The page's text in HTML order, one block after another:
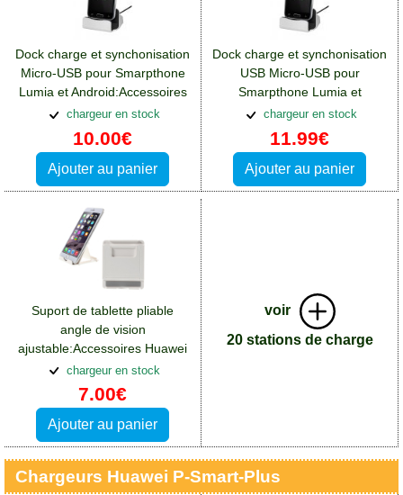
Dock charge et synchonisation
Micro-USB pour Smarpthone
Lumia et Android:Accessoires
Huawei P Smart Plus
chargeur en stock
10.00€
Ajouter au panier
Dock charge et synchonisation
USB Micro-USB pour
Smarpthone Lumia et
Android:Accessoires Huawei P
Smart Plus
chargeur en stock
11.99€
Ajouter au panier
Suport de tablette pliable
angle de vision
ajustable:Accessoires Huawei
P Smart Plus
chargeur en stock
7.00€
Ajouter au panier
voir
20 stations de charge
Chargeurs Huawei P-Smart-Plus